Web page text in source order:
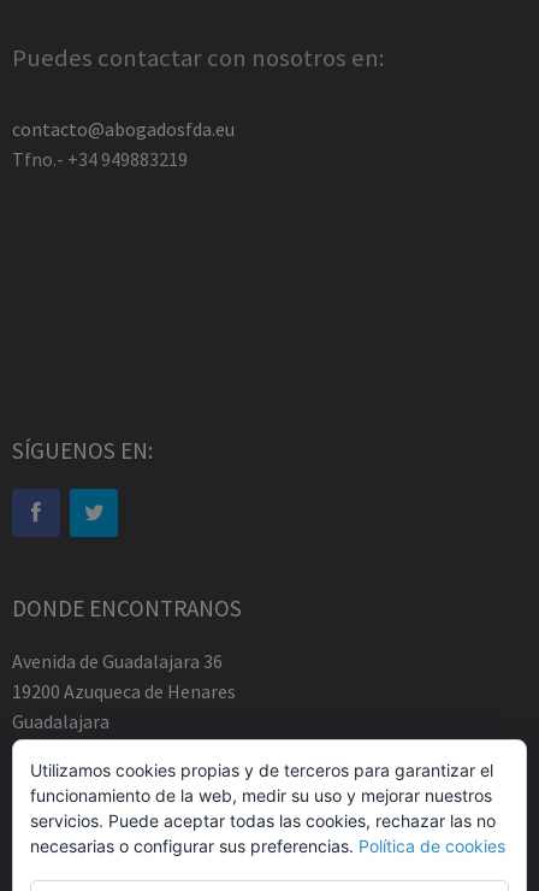
Puedes contactar con nosotros en:
contacto@abogadosfda.eu
Tfno.- +34 949883219
SÍGUENOS EN:
DONDE ENCONTRANOS
Avenida de Guadalajara 36
19200 Azuqueca de Henares
Guadalajara
Tfno.-+34 949883219
contacto@abogadosfda.eu
Mañanas de 10:00a 14:00
Tardes de 17:00 a 20:00
Utilizamos cookies propias y de terceros para garantizar el
funcionamiento de la web, medir su uso y mejorar nuestros
servicios. Puede aceptar todas las cookies, rechazar las no
necesarias o configurar sus preferencias. Política de cookies